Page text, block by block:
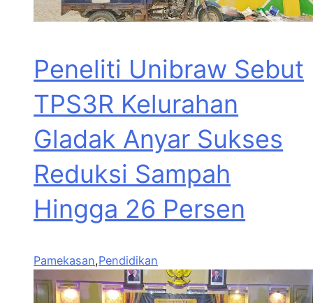
Peneliti Unibraw Sebut
TPS3R Kelurahan
Gladak Anyar Sukses
Reduksi Sampah
Hingga 26 Persen
Pamekasan,Pendidikan